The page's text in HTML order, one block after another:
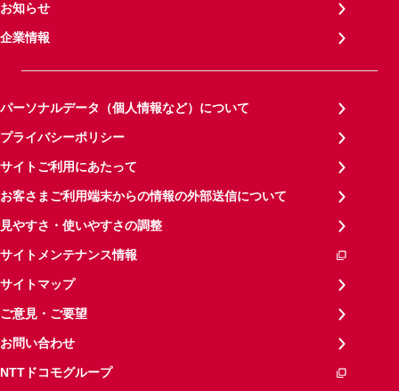
お知らせ
企業情報
パーソナルデータ（個人情報など）について
プライバシーポリシー
サイトご利用にあたって
お客さまご利用端末からの情報の外部送信について
見やすさ・使いやすさの調整
サイトメンテナンス情報
サイトマップ
ご意見・ご要望
お問い合わせ
NTTドコモグループ